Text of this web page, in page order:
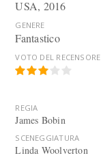
USA, 2016
GENERE
Fantastico
VOTO DEL RECENSORE
REGIA
James Bobin
SCENEGGIATURA
Linda Woolverton